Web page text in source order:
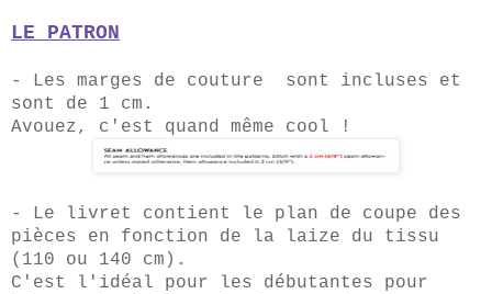
LE PATRON
- Les marges de couture sont incluses et
sont de 1 cm.
Avouez, c'est quand même cool !
- Le livret contient le plan de coupe des
pièces en fonction de la laize du tissu
(110 ou 140 cm).
C'est l'idéal pour les débutantes pour